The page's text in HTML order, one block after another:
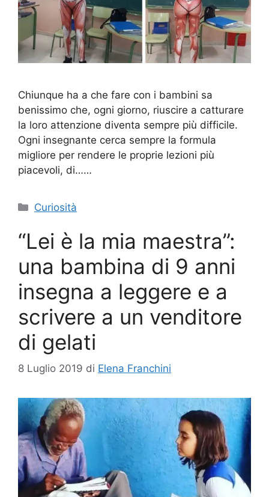
Chiunque ha a che fare con i bambini sa
benissimo che, ogni giorno, riuscire a catturare
la loro attenzione diventa sempre più difficile.
Ogni insegnante cerca sempre la formula
migliore per rendere le proprie lezioni più
piacevoli, di……
Categorie
Curiosità
“Lei è la mia maestra”:
una bambina di 9 anni
insegna a leggere e a
scrivere a un venditore
di gelati
8 Luglio 2019 di Elena Franchini